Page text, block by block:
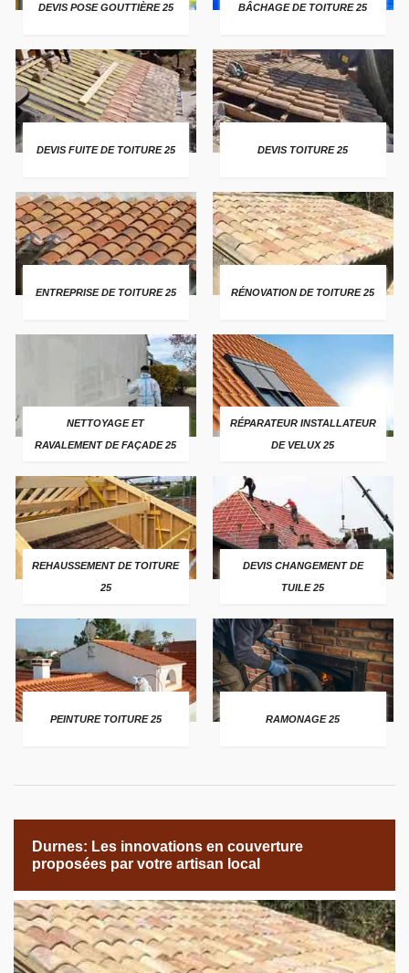
DEVIS POSE GOUTTIÈRE 25 BÂCHAGE DE TOITURE 25
DEVIS FUITE DE TOITURE 25 DEVIS TOITURE 25
ENTREPRISE DE TOITURE 25 RÉNOVATION DE TOITURE 25
NETTOYAGE ET
RAVALEMENT DE FAÇADE 25
RÉPARATEUR INSTALLATEUR
DE VELUX 25
REHAUSSEMENT DE TOITURE
25
DEVIS CHANGEMENT DE
TUILE 25
PEINTURE TOITURE 25 RAMONAGE 25
Durnes: Les innovations en couverture
proposées par votre artisan local